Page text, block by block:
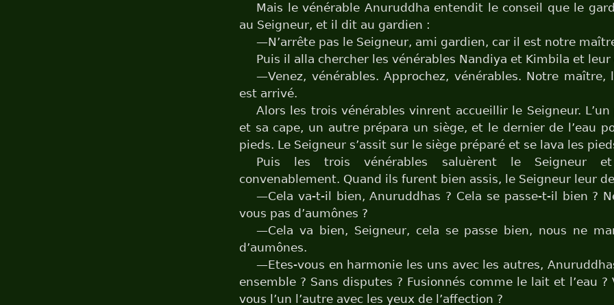
Mais le vénérable Anuruddha entendit le conseil que le
au Seigneur, et il dit au gardien :
—N’arrête pas le Seigneur, ami gardien, car il est notre
Puis il alla chercher les vénérables Nandiya et Kimbila et leur
—Venez, vénérables. Approchez, vénérables. Notre maître,
est arrivé.
Alors les trois vénérables vinrent accueillir le Seigneur. L’un
et sa cape, un autre prépara un siège, et le dernier de l’eau
pieds. Le Seigneur s’assit sur le siège préparé et se lava les
Puis les trois vénérables saluèrent le Seigneur et
convenablement. Quand ils furent bien assis, le Seigneur leur
—Cela va-t-il bien, Anuruddhas ? Cela se passe-t-il bien ?
vous pas d’aumônes ?
—Cela va bien, Seigneur, cela se passe bien, nous ne
d’aumônes.
—Etes-vous en harmonie les uns avec les autres,
ensemble ? Sans disputes ? Fusionnés comme le lait et l’eau ?
vous l’un l’autre avec les yeux de l’affection ?